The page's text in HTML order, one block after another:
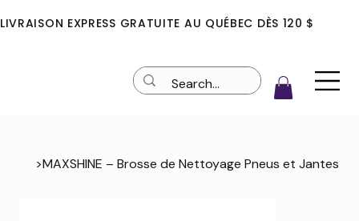
LIVRAISON EXPRESS GRATUITE AU QUÉBEC DÈS 120 $
>MAXSHINE – Brosse de Nettoyage Pneus et Jantes